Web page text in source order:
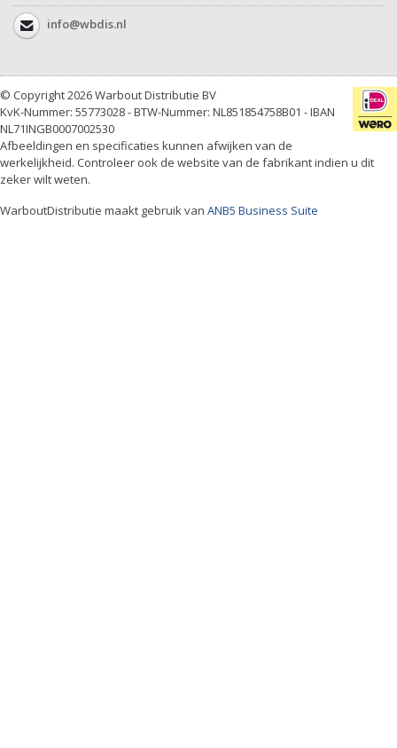
info@wbdis.nl
© Copyright 2026 Warbout Distributie BV
KvK-Nummer: 55773028 - BTW-Nummer: NL851854758B01 - IBAN
NL71INGB0007002530
Afbeeldingen en specificaties kunnen afwijken van de
werkelijkheid. Controleer ook de website van de fabrikant indien u dit
zeker wilt weten.
WarboutDistributie maakt gebruik van ANB5 Business Suite